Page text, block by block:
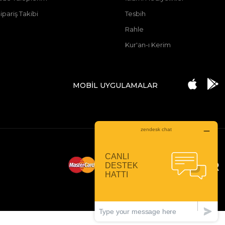
Takibi
Tesbih
Rahle
Kur'an-ı Kerim
MOBİL UYGULAMALAR